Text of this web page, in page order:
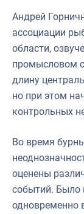
Андрей
ассоциации
области,
промысловом
длину
но при этом
контрольных
Во время
оценены
событий. Было
одновременно